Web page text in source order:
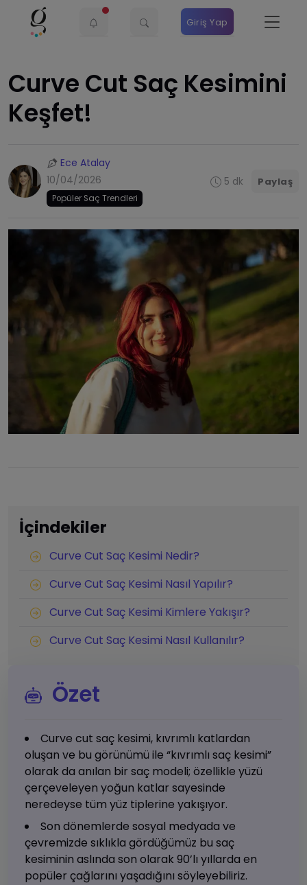
Giriş Yap
Curve Cut Saç Kesimini
Keşfet!
Ece Atalay
10/04/2026
Popüler Saç Trendleri
5 dk Paylaş
İçindekiler
Curve Cut Saç Kesimi Nedir?
Curve Cut Saç Kesimi Nasıl Yapılır?
Curve Cut Saç Kesimi Kimlere Yakışır?
Curve Cut Saç Kesimi Nasıl Kullanılır?
Özet
Curve cut saç kesimi, kıvrımlı katlardan
oluşan ve bu görünümü ile “kıvrımlı saç kesimi”
olarak da anılan bir saç modeli; özellikle yüzü
çerçeveleyen yoğun katlar sayesinde
neredeyse tüm yüz tiplerine yakışıyor.
Son dönemlerde sosyal medyada ve
çevremizde sıklıkla gördüğümüz bu saç
kesiminin aslında son olarak 90’lı yıllarda en
popüler çağlarını yaşadığını söyleyebiliriz.